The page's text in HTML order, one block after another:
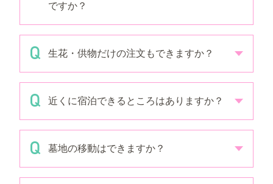
ですか？
生花・供物だけの注文もできますか？
近くに宿泊できるところはありますか？
墓地の移動はできますか？